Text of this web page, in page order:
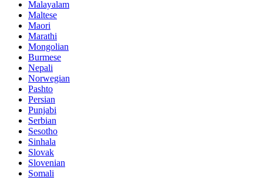
Malayalam
Maltese
Maori
Marathi
Mongolian
Burmese
Nepali
Norwegian
Pashto
Persian
Punjabi
Serbian
Sesotho
Sinhala
Slovak
Slovenian
Somali